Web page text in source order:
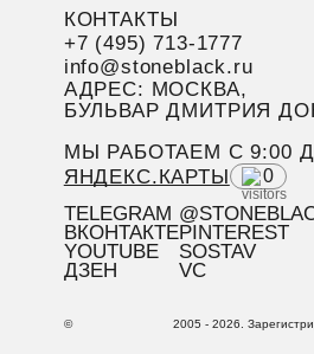
КОНТАКТЫ
+7 (495) 713-1777
info@stoneblack.ru
АДРЕС: МОСКВА,
БУЛЬВАР ДМИТРИЯ
МЫ РАБОТАЕМ C 9:00
ЯНДЕКС.КАРТЫ
0
TELEGRAM
ВКОНТАКТЕ
YOUTUBE
ДЗЕН
PINTEREST
SOSTAV
VC
© 2005 - 2026.